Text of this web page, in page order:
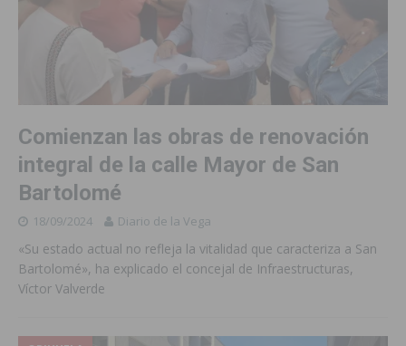
Comienzan las obras de renovación
integral de la calle Mayor de San
Bartolomé
18/09/2024 Diario de la Vega
«Su estado actual no refleja la vitalidad que caracteriza a San
Bartolomé», ha explicado el concejal de Infraestructuras,
Víctor Valverde